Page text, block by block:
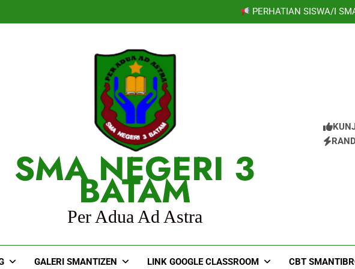
SOSIALISASI MPLS UNTUK ORANG
PEMBEKALAN MPLS (Masa
SMA NEGERI 3
BATAM
Per Adua Ad Astra
GALERI SMANTIZEN LINK GOOGLE CLASSROOM CBT